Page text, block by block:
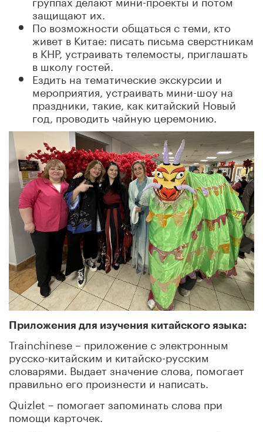
защищают их.
По возможности общаться с теми, кто
живет в Китае: писать письма сверстникам
в КНР, устраивать телемосты, приглашать
в школу гостей.
Ездить на тематические экскурсии и
мероприятия, устраивать мини-шоу на
праздники, такие, как китайский Новый
год, проводить чайную церемонию.
Приложения для изучения китайского языка:
Trainсhinese – приложение с электронным
русско-китайским и китайско-русским
словарями. Выдает значение слова, помогает
правильно его произнести и написать.
Quizlet – помогает запоминать слова при
помощи карточек.